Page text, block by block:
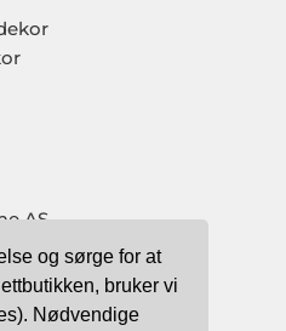
og sørge for at
bruker vi
Nødvendige
AS